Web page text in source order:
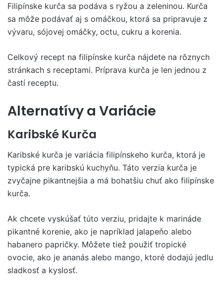
Filipínske kurča sa podáva s ryžou a zeleninou. Kurča
sa môže podávať aj s omáčkou, ktorá sa pripravuje z
vývaru, sójovej omáčky, octu, cukru a korenia.
Celkový recept na filipínske kurča nájdete na rôznych
stránkach s receptami. Príprava kurča je len jednou z
častí receptu.
Alternatívy a Variácie
Karibské Kurča
Karibské kurča je variácia filipínskeho kurča, ktorá je
typická pre karibskú kuchyňu. Táto verzia kurča je
zvyčajne pikantnejšia a má bohatšiu chuť ako filipínske
kurča.
Ak chcete vyskúšať túto verziu, pridajte k marináde
pikantné korenie, ako je napríklad jalapeňo alebo
habanero papričky. Môžete tiež použiť tropické
ovocie, ako je ananás alebo mango, ktoré dodajú jedlu
sladkosť a kyslosť.